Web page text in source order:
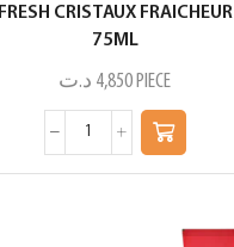
FRESH CRISTAUX FRAICHEUR
75ML
4,850 د.ت PIECE